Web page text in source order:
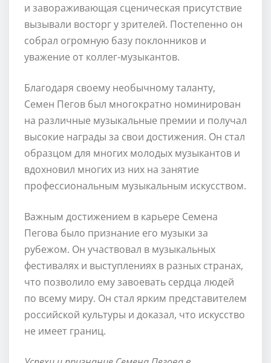
и завораживающая сценическая присутствие
вызывали восторг у зрителей. Постепенно он
собрал огромную базу поклонников и
уважение от коллег-музыкантов.
Благодаря своему необычному таланту,
Семен Пегов был многократно номинирован
на различные музыкальные премии и получал
высокие награды за свои достижения. Он стал
образцом для многих молодых музыкантов и
вдохновил многих из них на занятие
профессиональным музыкальным искусством.
Важным достижением в карьере Семена
Пегова было признание его музыки за
рубежом. Он участвовал в музыкальных
фестивалях и выступлениях в разных странах,
что позволило ему завоевать сердца людей
по всему миру. Он стал ярким представителем
российской культуры и доказал, что искусство
не имеет границ.